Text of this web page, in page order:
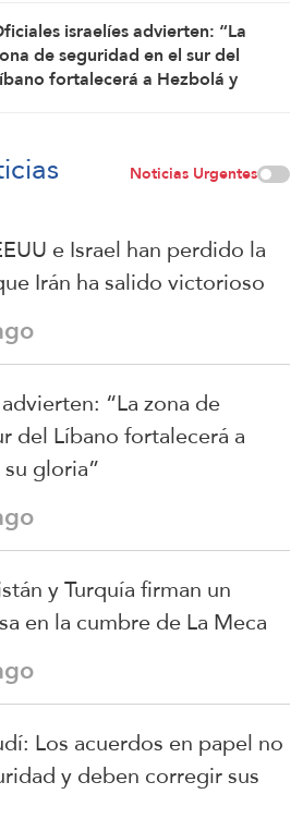
israelíes advierten: “La
de seguridad en el sur del
fortalecerá a Hezbolá y
Noticias Urgentes
e Israel han perdido la
Irán ha salido victorioso
“La zona de
del Líbano fortalecerá a
gloria”
y Turquía firman un
en la cumbre de La Meca
Los acuerdos en papel no
y deben corregir sus